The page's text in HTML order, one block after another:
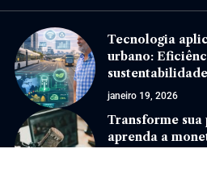
Tecnologia
urbano:
sustentabilidade
janeiro 19, 2026
Transforme sua
aprenda a